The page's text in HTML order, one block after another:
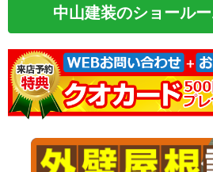
中山建装のショール